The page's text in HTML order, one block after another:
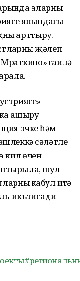
аларны
янындагы
арттыру.
җәлеп
гаилә
ашыру
эчке һәм
сәләтле
өчен
шул
кабул итә
икътисади